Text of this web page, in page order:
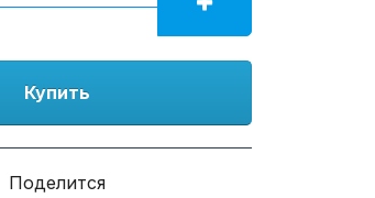
Купить
Поделится